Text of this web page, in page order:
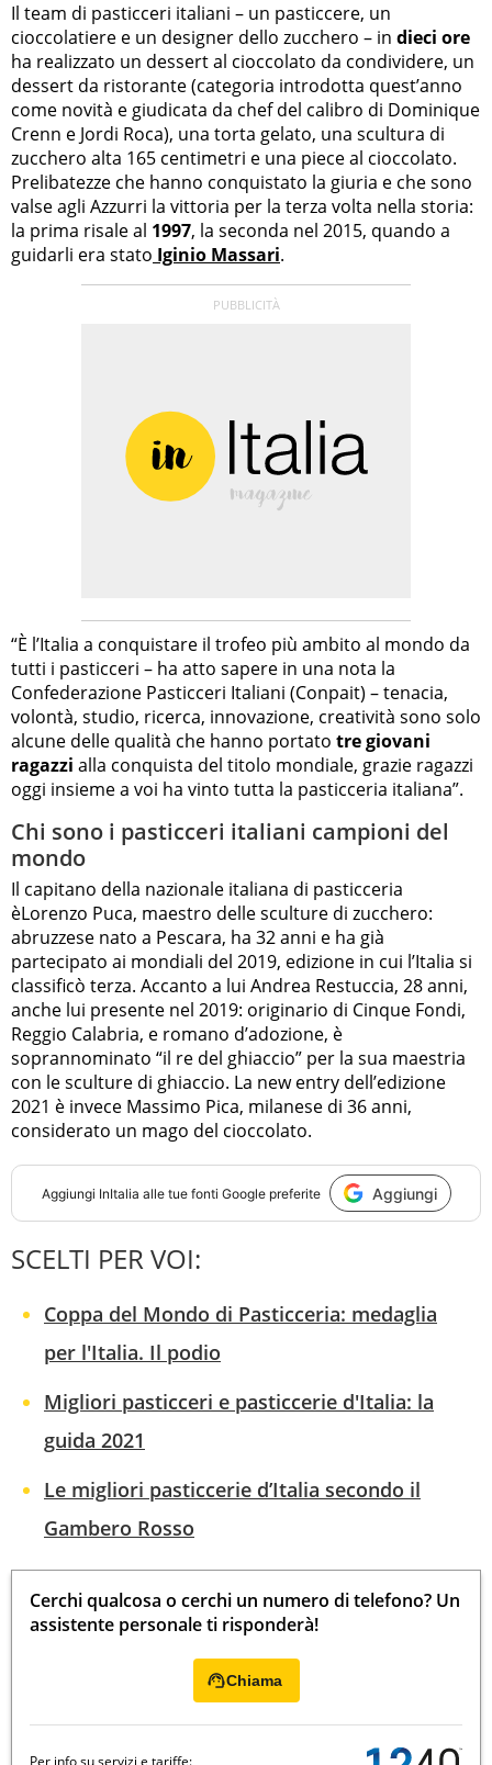
Il team di pasticceri italiani – un pasticcere, un
cioccolatiere e un designer dello zucchero – in dieci ore
ha realizzato un dessert al cioccolato da condividere, un
dessert da ristorante (categoria introdotta quest’anno
come novità e giudicata da chef del calibro di Dominique
Crenn e Jordi Roca), una torta gelato, una scultura di
zucchero alta 165 centimetri e una piece al cioccolato.
Prelibatezze che hanno conquistato la giuria e che sono
valse agli Azzurri la vittoria per la terza volta nella storia:
la prima risale al 1997, la seconda nel 2015, quando a
guidarli era stato Iginio Massari.
“È l’Italia a conquistare il trofeo più ambito al mondo da
tutti i pasticceri – ha atto sapere in una nota la
Confederazione Pasticceri Italiani (Conpait) – tenacia,
volontà, studio, ricerca, innovazione, creatività sono solo
alcune delle qualità che hanno portato tre giovani
ragazzi alla conquista del titolo mondiale, grazie ragazzi
oggi insieme a voi ha vinto tutta la pasticceria italiana”.
Chi sono i pasticceri italiani campioni del
mondo
Il capitano della nazionale italiana di pasticceria
èLorenzo Puca, maestro delle sculture di zucchero:
abruzzese nato a Pescara, ha 32 anni e ha già
partecipato ai mondiali del 2019, edizione in cui l’Italia si
classificò terza. Accanto a lui Andrea Restuccia, 28 anni,
anche lui presente nel 2019: originario di Cinque Fondi,
Reggio Calabria, e romano d’adozione, è
soprannominato “il re del ghiaccio” per la sua maestria
con le sculture di ghiaccio. La new entry dell’edizione
2021 è invece Massimo Pica, milanese di 36 anni,
considerato un mago del cioccolato.
Aggiungi InItalia alle tue fonti Google preferite Aggiungi
SCELTI PER VOI:
Coppa del Mondo di Pasticceria: medaglia
per l'Italia. Il podio
Migliori pasticceri e pasticcerie d'Italia: la
guida 2021
Le migliori pasticcerie d’Italia secondo il
Gambero Rosso
Cerchi qualcosa o cerchi un numero di telefono? Un
assistente personale ti risponderà!
Chiama